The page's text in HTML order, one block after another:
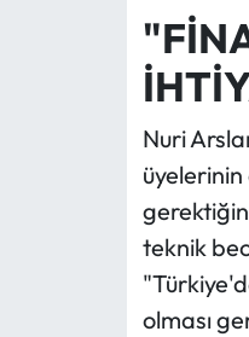
Nuri
teknik
olması